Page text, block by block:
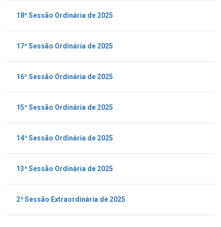
18ª Sessão Ordinária de 2025
17ª Sessão Ordinária de 2025
16ª Sessão Ordinária de 2025
15ª Sessão Ordinária de 2025
14ª Sessão Ordinária de 2025
13ª Sessão Ordinária de 2025
2ª Sessão Extraordinária de 2025